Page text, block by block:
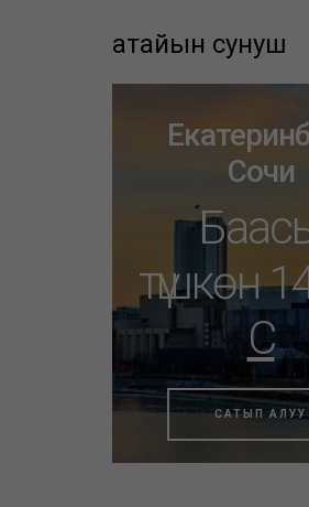
атайын сунуш
Сочи
түшкөн
C
САТЫП АЛУУ